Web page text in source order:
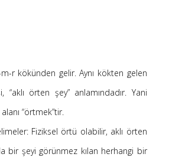
m-r kökünden gelir. Aynı kökten gelen
“aklı örten şey” anlamındadır. Yani
“örtmek”tir.
Fiziksel örtü olabilir, aklı örten
bir şeyi görünmez kılan herhangi bir